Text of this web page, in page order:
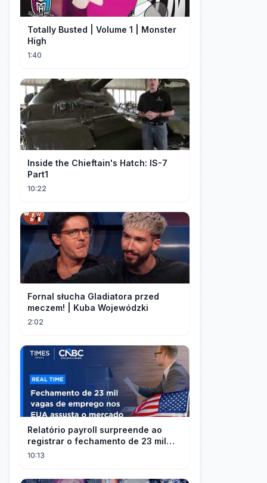
Totally Busted | Volume 1 | Monster
High
1:40
Inside the Chieftain's Hatch: IS-7
Part1
10:22
Fornal słucha Gladiatora przed
meczem! | Kuba Wojewódzki
2:02
Relatório payroll surpreende ao
registrar o fechamento de 23 mil
vagas nos EUA
10:13